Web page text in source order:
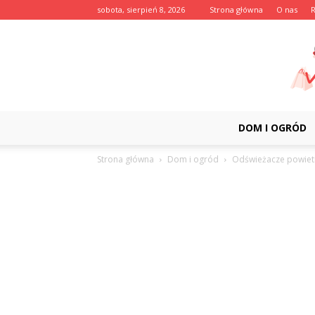
sobota, sierpień 8, 2026 Strona główna O nas
DOM I OGRÓD
Strona główna Dom i ogród Odświeżacze